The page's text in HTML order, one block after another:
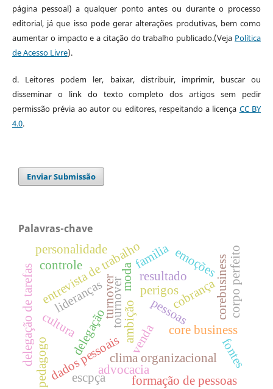
página pessoal) a qualquer ponto antes ou durante o processo
editorial, já que isso pode gerar alterações produtivas, bem como
aumentar o impacto e a citação do trabalho publicado.(Veja Política
de Acesso Livre).
d. Leitores podem ler, baixar, distribuir, imprimir, buscar ou
disseminar o link do texto completo dos artigos sem pedir
permissão prévia ao autor ou editores, respeitando a licença CC BY
4.0.
Enviar Submissão
Palavras-chave
pessoas
venda core business
turnover
entrevista de trabalho
delegação
clima organizacional
tournover
lideranças
resultado
advocacia
cultura ambição
controle
delegação de tarefas
formação de pessoas
moda cobrançacorebusinesscorpo perfeito
fontes
dados pessoais
perigos
familia
escpça
emoções
personalidade
pedagogo